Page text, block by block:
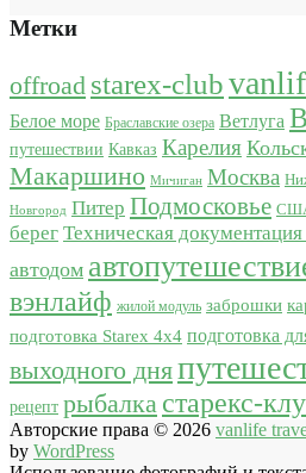
Метки
offroad starex-club
Белое море Браславские озера Ветлуга
путешествии Кавказ Карелия
Макаршино Мичиган Москва
Новгород Питер Подмосковье
берег Техническая
автодом
вэнлайф жилой модуль заброшки
подготовка Starex 4x4 подготовка
выходного дня
рецепт рыбалка старекс-
Авторские права © 2026 vanlife
by WordPress